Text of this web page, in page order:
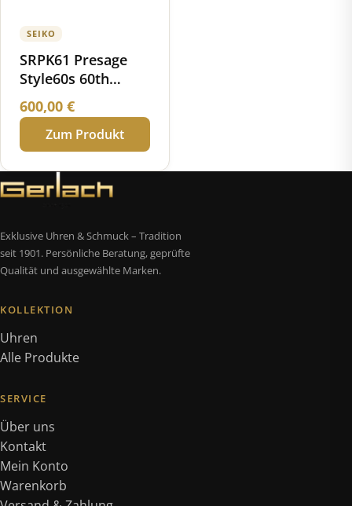
SEIKO
SRPK61 Presage
Style60s 60th
Anniversary
Limited Edition
600,00 €
Zum Produkt
Exklusive Uhren & Schmuck – Tradition
seit 1901. Persönliche Beratung, geprüfte
Qualität und ausgewählte Marken.
KOLLEKTION
Uhren
Alle Produkte
SERVICE
Über uns
Kontakt
Mein Konto
Warenkorb